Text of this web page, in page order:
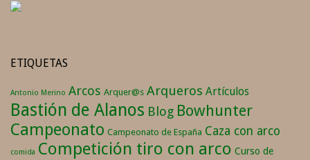
ETIQUETAS
Antonio Merino Arcos Arquer@s Arqueros Artículos
Bastión de Alanos Blog Bowhunter
Campeonato Campeonato de España Caza con arco
comida Competición tiro con arco Curso de